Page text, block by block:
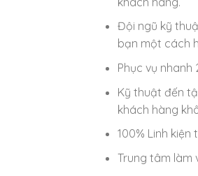
Đội ngũ kỹ
bạn một cách
Phục vụ nhanh
Kỹ thuật đến
khách hàng
100% Linh
Trung tâm làm